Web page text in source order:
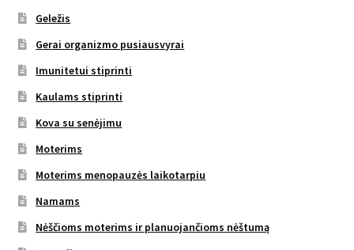
Geležis
Gerai organizmo pusiausvyrai
Imunitetui stiprinti
Kaulams stiprinti
Kova su senėjimu
Moterims
Moterims menopauzės laikotarpiu
Namams
Nėščioms moterims ir planuojančioms nėštumą